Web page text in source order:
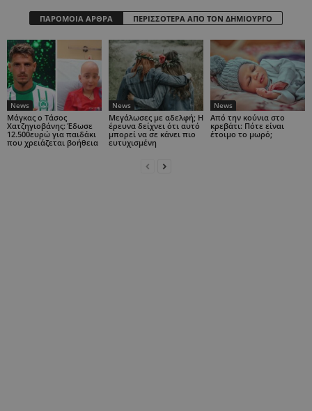
ΠΑΡΟΜΟΙΑ ΑΡΘΡΑ ΠΕΡΙΣΣΟΤΕΡΑ ΑΠΟ ΤΟΝ ΔΗΜΙΟΥΡΓΟ
News
Μάγκας ο Τάσος
Χατζηγιοβάνης: Έδωσε
12.500ευρώ για παιδάκι
που χρειάζεται βοήθεια
News
Μεγάλωσες με αδελφή; Η
έρευνα δείχνει ότι αυτό
μπορεί να σε κάνει πιο
ευτυχισμένη
News
Από την κούνια στο
κρεβάτι: Πότε είναι
έτοιμο το μωρό;